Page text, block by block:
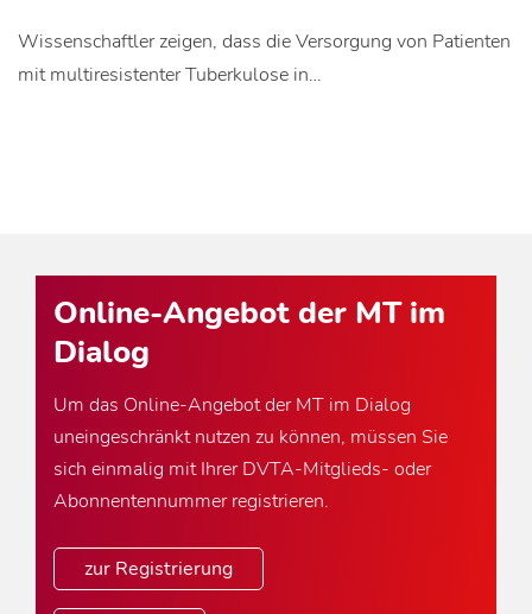
Wissenschaftler zeigen, dass die Versorgung von Patienten
mit multiresistenter Tuberkulose in…
Online-Angebot der MT im
Dialog
Um das Online-Angebot der MT im Dialog
uneingeschränkt nutzen zu können, müssen Sie
sich einmalig mit Ihrer DVTA-Mitglieds- oder
Abonnentennummer registrieren.
zur Registrierung